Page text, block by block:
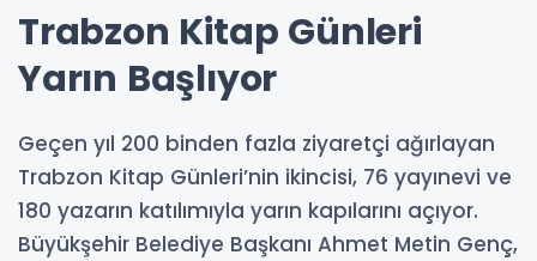
Trabzon Kitap Günleri
Yarın Başlıyor
Geçen yıl 200 binden fazla ziyaretçi ağırlayan
Trabzon Kitap Günleri’nin ikincisi, 76 yayınevi ve
180 yazarın katılımıyla yarın kapılarını açıyor.
Büyükşehir Belediye Başkanı Ahmet Metin Genç,